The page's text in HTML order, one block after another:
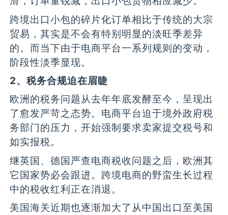
跨境出口小包的碎片化订单相比于传统的大宗
贸易，其实是不会有特别明显的淡旺季差异
的。而当下由于电商平台一系列规则的变动，
阶段性淡季显现。
2、税务合规迫在眉睫
欧洲的税务问题从去年年底发酵至今，呈现出
了愈发严苛之态势。电商平台迫于境外政府税
务部门的压力，开始强制要求卖家提交税号和
如实报税。
继英国、德国严查电商税收问题之后，欧洲其
它国家势必会跟进。跨境电商的野蛮生长过程
中的税收红利正在消退。
美国海关近期也逐渐加大了从中国出口至美国